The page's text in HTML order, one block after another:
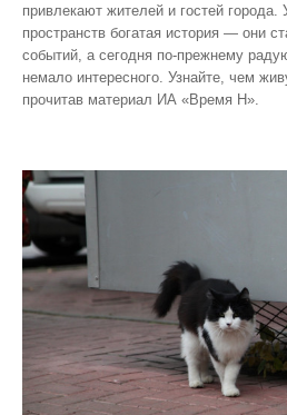
привлекают жителей и гостей
пространств богатая история — они
событий, а сегодня по‑прежнему
немало интересного. Узнайте, чем
прочитав материал ИА «Время Н».